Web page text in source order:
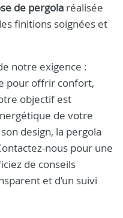
de pergola réalisée
finitions soignées et
notre exigence :
pour offrir confort,
objectif est
de votre
design, la pergola
nous pour une
de conseils
et d’un suivi